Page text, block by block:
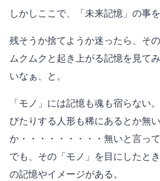
しかしここで、「未来記憶」の事を
残そうか捨てようか迷ったら、そ
ムクムクと起き上がる記憶を見て
いなぁ、と。
「モノ」には記憶も魂も宿らない
びたりする人形も稀にあるとか無
か・・・・・・・・・無いと言って
でも、その「モノ」を目にしたと
の記憶やイメージがある。